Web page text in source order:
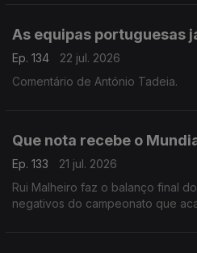
As equipas portuguesas
Ep. 134
22 jul. 2026
Comentário de António Tadeia.
Que nota recebe o
Ep. 133
21 jul. 2026
Rui Malheiro faz o balanço final
negativos do campeonato que